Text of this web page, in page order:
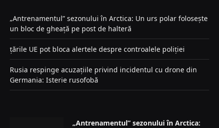
„Antrenamentul” sezonului în Arctica: Un urs polar folosește
un bloc de gheață pe post de halteră
țările UE pot bloca alertele despre controalele poliției
Rusia respinge acuzațiile privind incidentul cu drone din
Germania: Isterie rusofobă
„Antrenamentul” sezonului în Arctica: